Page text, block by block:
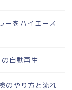
ーをハイエース
自動再生
のやり方と流れ